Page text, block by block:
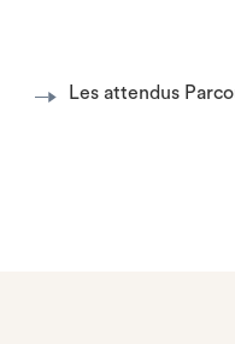
Les attendus